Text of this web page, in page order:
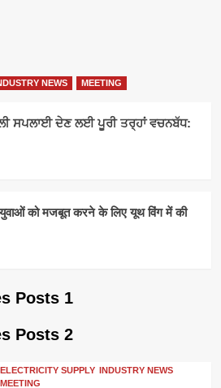
NEWS MEETING
ਸਪਲਾਈ ਦੇਣ ਲਈ ਪੂਰੀ ਤਰ੍ਹਾਂ ਵਚਨਬੱਧ:
को मजबूत करने के लिए यूथ विंग में की
Posts 1
Posts 2
ELECTRICITY SUPPLY INDUSTRY NEWS
MEETING